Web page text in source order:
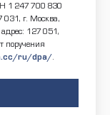
1 247 700 830
г. Москва,
127 051,
поручения
ru/dpa/.